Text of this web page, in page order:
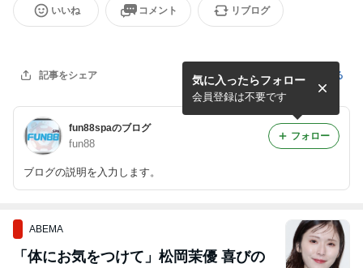
いいね コメント リブログ
記事をシェア 記事を報告する
fun88spaのブログ
fun88
ブログの説明を入力します。
気に入ったらフォロー
会員登録は不要です
フォロー
ABEMA
「体にお気をつけて」松岡茉優 喜びの